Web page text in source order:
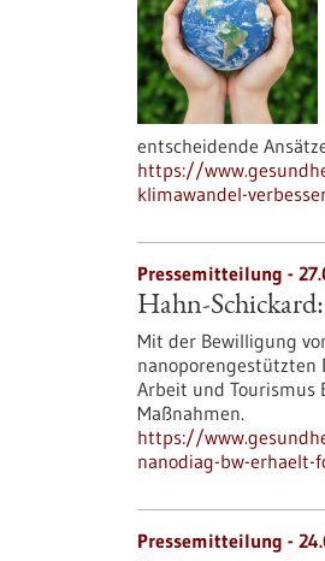
entscheidende
https://
klimawandel-
Pressemitteilung -
Hahn-
Mit der Bewilligung
nanoporengestützten
Arbeit und
Maßnahmen.
https://
nanodiag-bw-erhaelt-
Pressemitteilung -